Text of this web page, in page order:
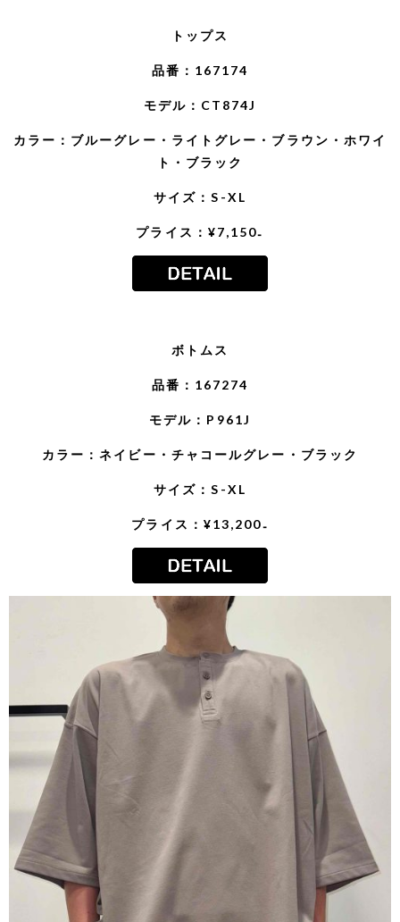
トップス
品番：167174
モデル：CT874J
カラー：ブルーグレー・ライトグレー・ブラウン・ホワイ
ト・ブラック
サイズ：S-XL
プライス：¥7,150₋
ボトムス
品番：167274
モデル：P961J
カラー：ネイビー・チャコールグレー・ブラック
サイズ：S-XL
プライス：¥13,200₋